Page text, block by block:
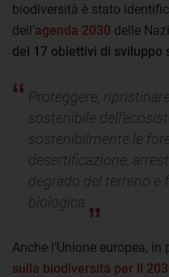
biodiversità è stato
dell’agenda 2030 delle
dei 17 obiettivi di sviluppo
Proteggere,
sostenibile
sostenibilmente le
desertificazione,
degrado del terreno e
biologica.
Anche l’Unione europea,
sulla biodiversità per il